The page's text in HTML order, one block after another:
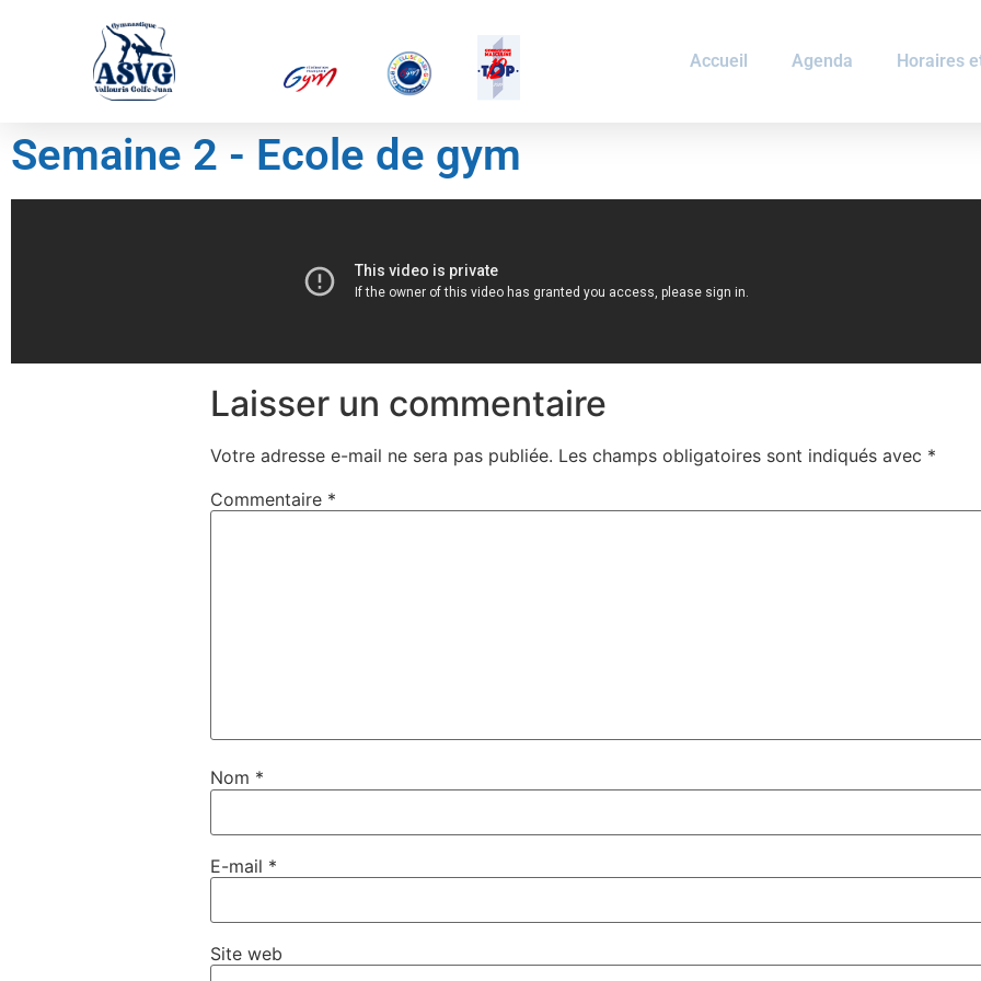
Accueil Agenda Horaires
Semaine 2 - Ecole de gym
Laisser un commentaire
Votre adresse e-mail ne sera pas publiée. Les champs obligatoires sont indiqués avec *
Commentaire *
Nom *
E-mail *
Site web